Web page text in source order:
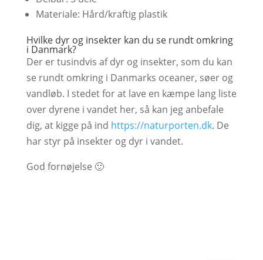
Materiale: Hård/kraftig plastik
Hvilke dyr og insekter kan du se rundt omkring
i Danmark?
Der er tusindvis af dyr og insekter, som du kan
se rundt omkring i Danmarks oceaner, søer og
vandløb. I stedet for at lave en kæmpe lang liste
over dyrene i vandet her, så kan jeg anbefale
dig, at kigge på ind https://naturporten.dk. De
har styr på insekter og dyr i vandet.
God fornøjelse 🙂